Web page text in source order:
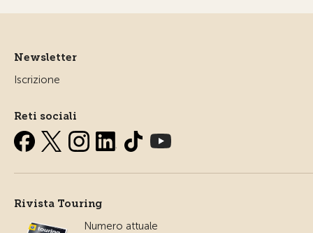
Newsletter
Iscrizione
Reti sociali
Rivista Touring
Numero attuale